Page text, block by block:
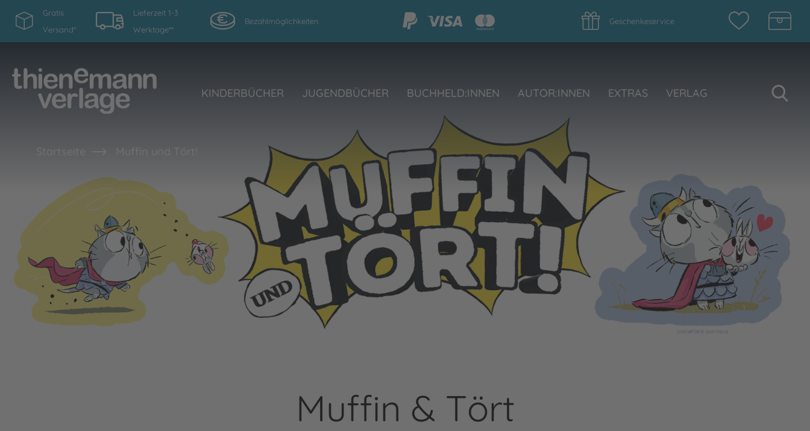
Gratis
Versand*
Lieferzeit 1-3
Werktage**
Bezahlmöglichkeiten Geschenkeservice
KINDERBÜCHER JUGENDBÜCHER BUCHHELD:INNEN AUTOR:INNEN EXTRAS VERLAG
Muffin & Tört